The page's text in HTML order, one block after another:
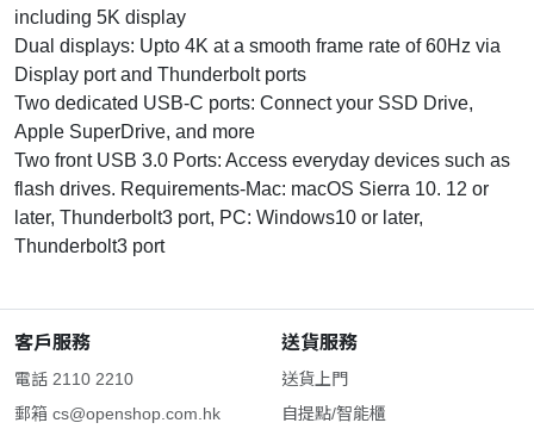
including 5K display
Dual displays: Upto 4K at a smooth frame rate of 60Hz via
Display port and Thunderbolt ports
Two dedicated USB-C ports: Connect your SSD Drive,
Apple SuperDrive, and more
Two front USB 3.0 Ports: Access everyday devices such as
flash drives. Requirements-Mac: macOS Sierra 10. 12 or
later, Thunderbolt3 port, PC: Windows10 or later,
Thunderbolt3 port
客戶服務
電話 2110 2210
郵箱 cs@openshop.com.hk
送貨服務
送貨上門
自提點/智能櫃